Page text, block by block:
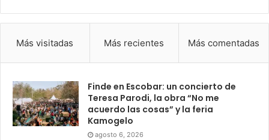
Más visitadas Más recientes Más comentadas
Finde en Escobar: un concierto de
Teresa Parodi, la obra “No me
acuerdo las cosas” y la feria
Kamogelo
agosto 6, 2026